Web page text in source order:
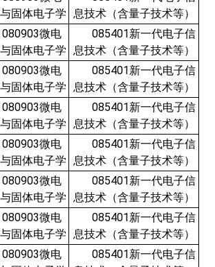
固体电子学 息技术（含量子技术等）
080903微电
固体电子学
085401新一代电子信
息技术（含量子技术等）
080903微电
固体电子学
085401新一代电子信
息技术（含量子技术等）
080903微电
固体电子学
085401新一代电子信
息技术（含量子技术等）
080903微电
固体电子学
085401新一代电子信
息技术（含量子技术等）
080903微电
固体电子学
085401新一代电子信
息技术（含量子技术等）
080903微电
固体电子学
085401新一代电子信
息技术（含量子技术等）
080903微电
085401新一代电子信